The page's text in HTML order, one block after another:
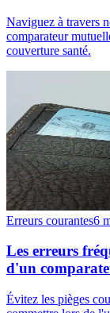
Naviguez à travers
comparateur
couverture santé.
Erreurs courantes6
Les erreurs
d'un
Évitez les pièges